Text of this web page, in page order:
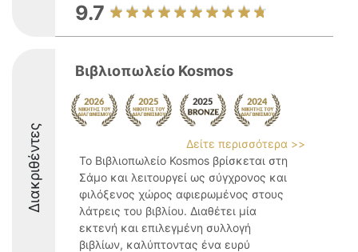
9.7
Διακριθέντες
Βιβλιοπωλείο Kosmos
Δείτε περισσότερα >>
Το Βιβλιοπωλείο Kosmos βρίσκεται στη
Σάμο και λειτουργεί ως σύγχρονος και
φιλόξενος χώρος αφιερωμένος στους
λάτρεις του βιβλίου. Διαθέτει μία
εκτενή και επιλεγμένη συλλογή
βιβλίων, καλύπτοντας ένα ευρύ